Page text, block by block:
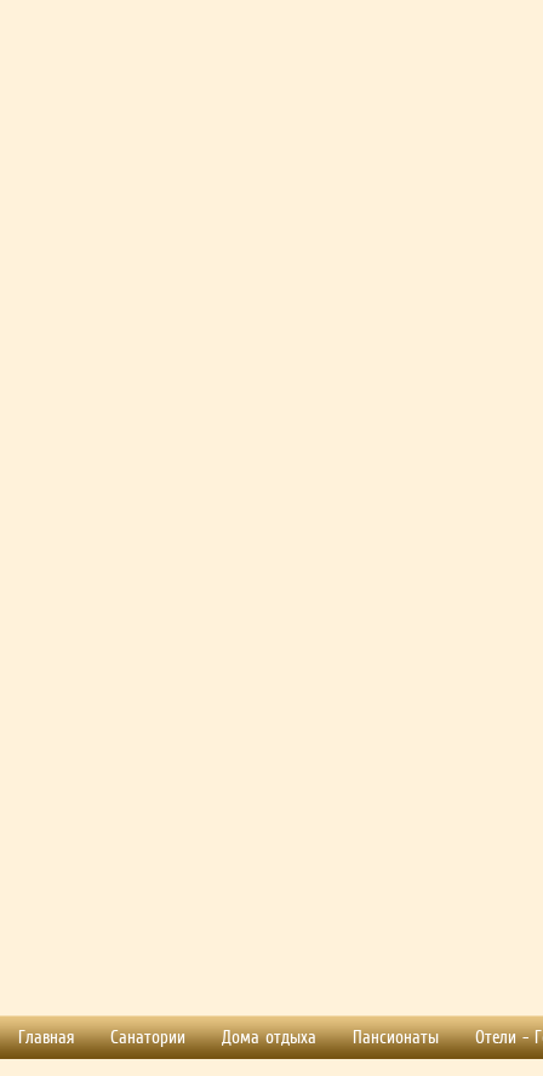
Главная Санатории Дома отдыха Пансионаты Отели -